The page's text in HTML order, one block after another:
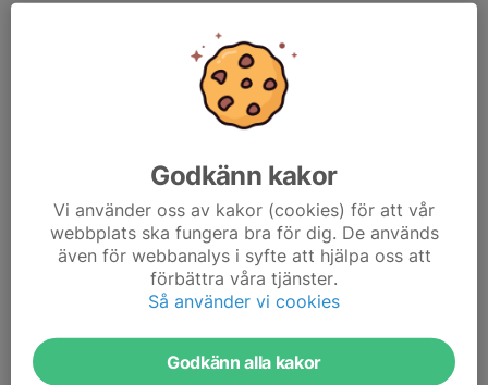
BANKGIRO
357-3003
Kontaktpersoner
Godkänn kakor
Vi använder oss av kakor (cookies) för att vår
webbplats ska fungera bra för dig. De används
även för webbanalys i syfte att hjälpa oss att
förbättra våra tjänster.
Så använder vi cookies
Godkänn alla kakor